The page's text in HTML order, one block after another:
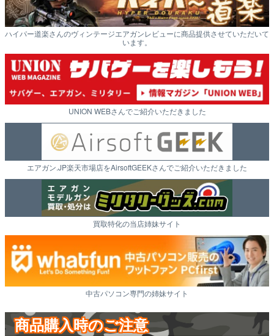
ハイパー道楽さんのヴィンテージエアガンレビューに商品提供させていただいて
います。
UNION WEBさんでご紹介いただきました
エアガン.JP楽天市場店をAirsoftGEEKさんでご紹介いただきました
買取特化の当店姉妹サイト
中古パソコン専門の姉妹サイト
商品購入時のご注意